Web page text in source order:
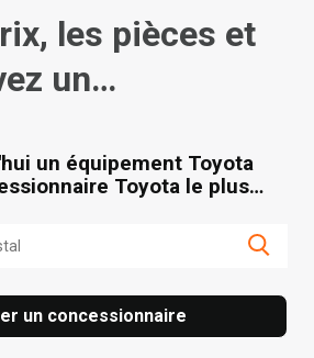
les pièces et
un
un équipement Toyota
Toyota le plus
un concessionnaire